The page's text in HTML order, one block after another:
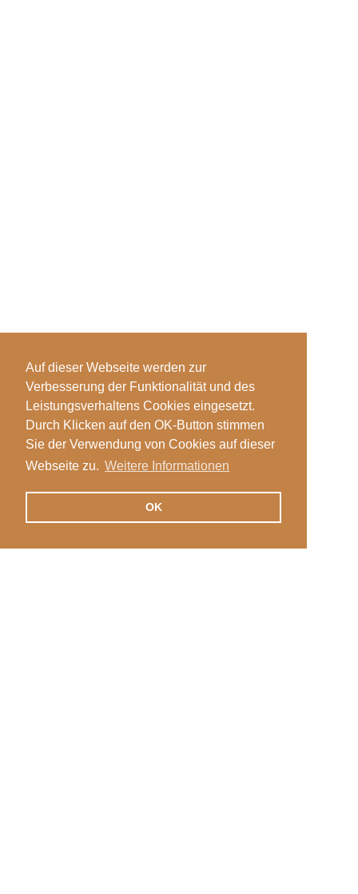
Auf dieser Webseite werden zur
Verbesserung der Funktionalität und des
Leistungsverhaltens Cookies eingesetzt.
Durch Klicken auf den OK-Button stimmen
Sie der Verwendung von Cookies auf dieser
Webseite zu. Weitere Informationen
OK